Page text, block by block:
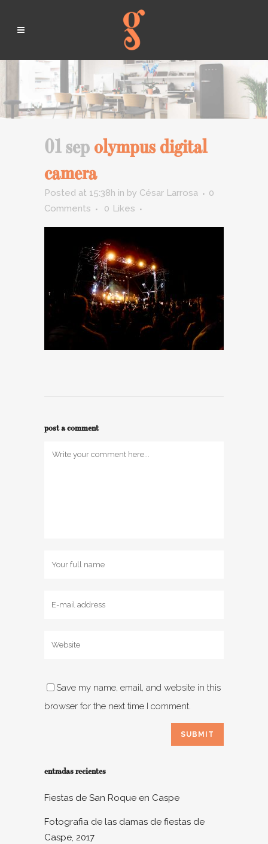
01 sep olympus digital
camera
Posted at 15:38h in by César Larrosa
0
Comments
0 Likes
post a comment
Save my name, email, and website in this
browser for the next time I comment.
entradas recientes
Fiestas de San Roque en Caspe
Fotografia de las damas de fiestas de
Caspe, 2017